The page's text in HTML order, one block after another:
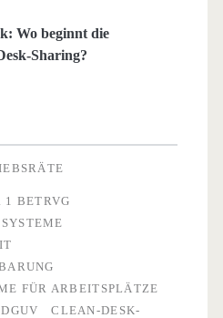
Wo beginnt die
Sharing?
1 BETRVG
FÜR ARBEITSPLÄTZE
CLEAN-DESK-